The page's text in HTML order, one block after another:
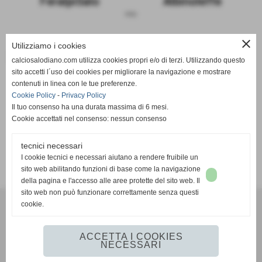
Le due squadre a confronto
FeralpiSalo Albinoleffe
SCHEDA-CALENDARIO E RISULTATI-CLASSIFICA
Realizzazione siti web www.sitoper.it
close
Utilizziamo i cookies
calciosalodiano.com utilizza cookies propri e/o di terzi. Utilizzando questo
sito accetti l´uso dei cookies per migliorare la navigazione e mostrare
contenuti in linea con le tue preferenze.
Cookie Policy - Privacy Policy
Il tuo consenso ha una durata massima di 6 mesi.
Cookie accettati nel consenso: nessun consenso
tecnici necessari
I cookie tecnici e necessari aiutano a rendere fruibile un
sito web abilitando funzioni di base come la navigazione
della pagina e l'accesso alle aree protette del sito web. Il
sito web non può funzionare correttamente senza questi
cookie.
ACCETTA I COOKIES
NECESSARI